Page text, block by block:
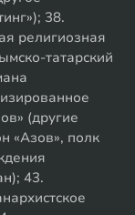
38.
религиозная
татарский
(другие
«Азов», полк
43.